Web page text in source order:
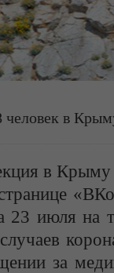
человек в
в Крыму
июля на
за